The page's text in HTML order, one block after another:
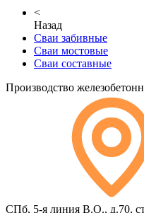
<
Назад
Сваи забивные
Сваи мостовые
Сваи составные
Производство
СПб, 5-я линия В.О., д.70,